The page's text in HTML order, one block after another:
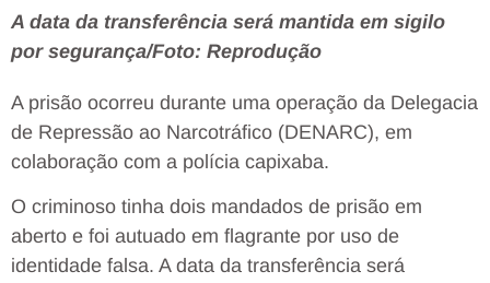
A data da transferência será mantida em sigilo
por segurança/Foto: Reprodução
A prisão ocorreu durante uma operação da Delegacia
de Repressão ao Narcotráfico (DENARC), em
colaboração com a polícia capixaba.
O criminoso tinha dois mandados de prisão em
aberto e foi autuado em flagrante por uso de
identidade falsa. A data da transferência será